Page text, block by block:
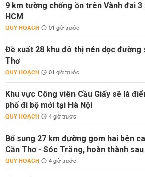
9 km tường chống ồn trên Vành đai
HCM
QUY HOẠCH 01 giờ trước
Đề xuất 28 khu đô thị nén dọc đường
Thơ
QUY HOẠCH 01 giờ trước
Khu vực Công viên Cầu Giấy sẽ là
phố đi bộ mới tại Hà Nội
QUY HOẠCH 4 giờ trước
Bổ sung 27 km đường gom hai bên
Cần Thơ - Sóc Trăng, hoàn thành
QUY HOẠCH 4 giờ trước